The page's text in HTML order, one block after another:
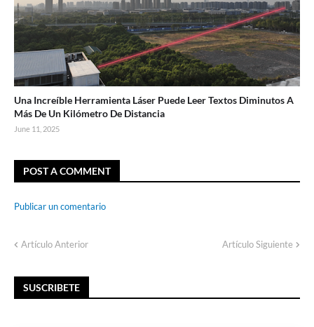
Una Increíble Herramienta Láser Puede Leer Textos Diminutos A
Más De Un Kilómetro De Distancia
June 11, 2025
POST A COMMENT
Publicar un comentario
Artículo Anterior Artículo Siguiente
SUSCRIBETE